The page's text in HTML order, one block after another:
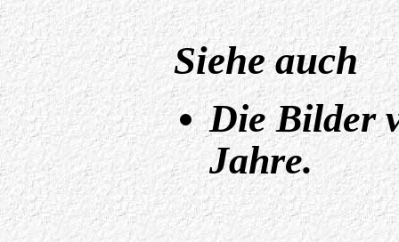
Siehe auch
Die Bilder
Jahre.